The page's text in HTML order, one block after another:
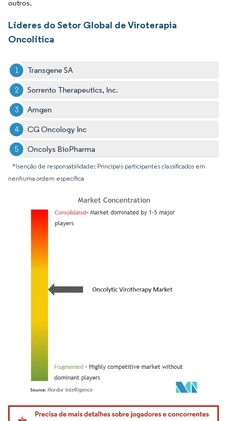
outros.
Líderes do Setor Global de Viroterapia
Oncolítica
Transgene SA
Sorrento Therapeutics, Inc.
Amgen
CG Oncology Inc
Oncolys BioPharma
*Isenção de responsabilidade: Principais participantes classificados em
nenhuma ordem específica
Imagem © Mordor Intelligence. O reuso requer atribuição conforme CC BY 4.0.